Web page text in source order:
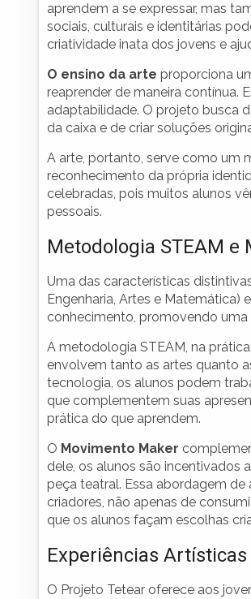
aprendem a se expressar, mas
sociais, culturais e identitárias
criatividade inata dos jovens e
O ensino da arte proporciona
reaprender de maneira contínua.
adaptabilidade. O projeto busca
da caixa e de criar soluções
A arte, portanto, serve como um
reconhecimento da própria
celebradas, pois muitos alunos
pessoais.
Metodologia STEAM e
Uma das características
Engenharia, Artes e Matemática)
conhecimento, promovendo
A metodologia STEAM, na
envolvem tanto as artes quanto
tecnologia, os alunos podem
que complementem suas
prática do que aprendem.
O Movimento Maker
dele, os alunos são incentivados
peça teatral. Essa abordagem
criadores, não apenas de
que os alunos façam escolhas
Experiências
O Projeto Tetear oferece aos